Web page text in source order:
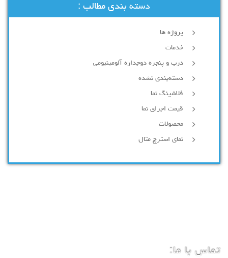
دسته بندی مطالب :
پروژه ها
خدمات
درب و پنجره دوجداره آلومینیومی
دسته‌بندی نشده
فلاشینگ نما
قیمت اجرای نما
محصولات
نمای استرچ متال
تماس با ما: